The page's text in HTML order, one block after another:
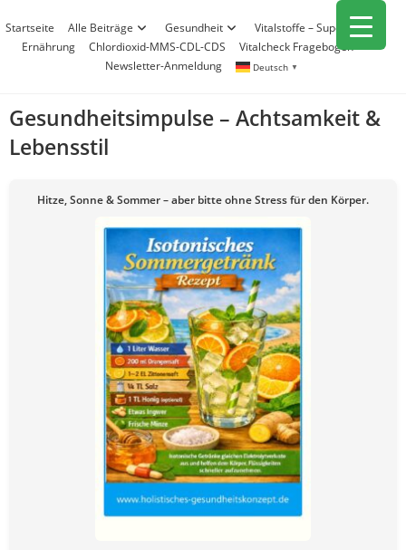
Inhalt
springen
Startseite Alle Beiträge Gesundheit
Vitalstoffe – Superfood
Ernährung
Chlordioxid-MMS-CDL-CDS
Vitalcheck Fragebogen
Newsletter-Anmeldung
Deutsch ▼
Gesundheitsimpulse – Achtsamkeit &
Lebensstil
Hitze, Sonne & Sommer – aber bitte ohne Stress für den Körper.